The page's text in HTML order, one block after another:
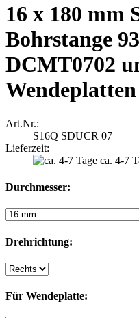
16 x 180 mm
Bohrstange
DCMT0702
Wendeplatten
Art.Nr.:
S16Q SDUCR 07
Lieferzeit:
ca. 4-7
Durchmesser:
Drehrichtung:
Für Wendeplatte: